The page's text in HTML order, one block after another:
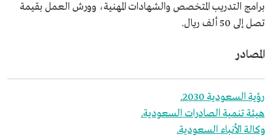
برامج التدريب المتخصص والشهادات المهنية، وورش العمل بقيمة
تصل إلى 50 ألف ريال.
المصادر
رؤية السعودية 2030.
هيئة تنمية الصادرات السعودية.
وكالة الأنباء السعودية.